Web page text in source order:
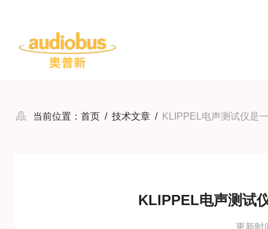
当前位置： 首页 / 技术文章 / KLIPPEL电声测试仪是
KLIPPEL电声测试
更新时